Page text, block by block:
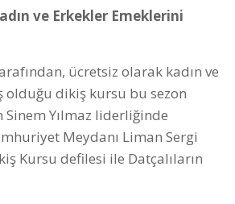
ve Erkekler Emeklerini
ücretsiz olarak kadın ve
olduğu dikiş kursu bu sezon
Yılmaz liderliğinde
Meydanı Liman Sergi
Kursu defilesi ile Datçalıların